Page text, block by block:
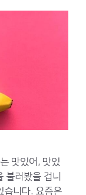
맛있어, 맛있
불러봤을 겁니
습니다. 요즘은